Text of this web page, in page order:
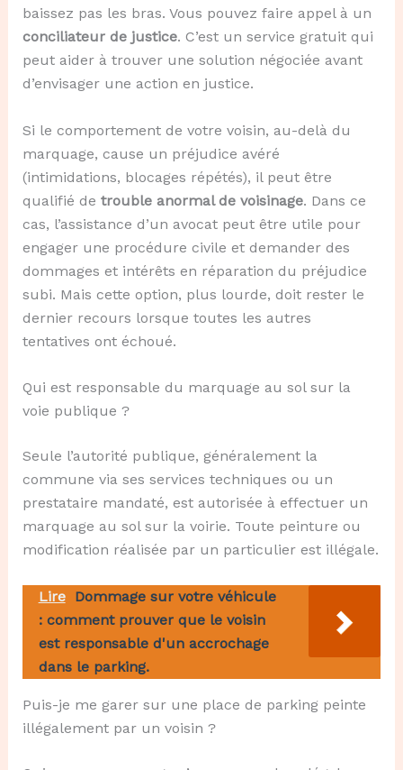
baissez pas les bras. Vous pouvez faire appel à un
conciliateur de justice. C’est un service gratuit qui
peut aider à trouver une solution négociée avant
d’envisager une action en justice.
Si le comportement de votre voisin, au-delà du
marquage, cause un préjudice avéré
(intimidations, blocages répétés), il peut être
qualifié de trouble anormal de voisinage. Dans ce
cas, l’assistance d’un avocat peut être utile pour
engager une procédure civile et demander des
dommages et intérêts en réparation du préjudice
subi. Mais cette option, plus lourde, doit rester le
dernier recours lorsque toutes les autres
tentatives ont échoué.
Qui est responsable du marquage au sol sur la
voie publique ?
Seule l’autorité publique, généralement la
commune via ses services techniques ou un
prestataire mandaté, est autorisée à effectuer un
marquage au sol sur la voirie. Toute peinture ou
modification réalisée par un particulier est illégale.
Lire Dommage sur votre véhicule
: comment prouver que le voisin
est responsable d'un accrochage
dans le parking.
Puis-je me garer sur une place de parking peinte
illégalement par un voisin ?